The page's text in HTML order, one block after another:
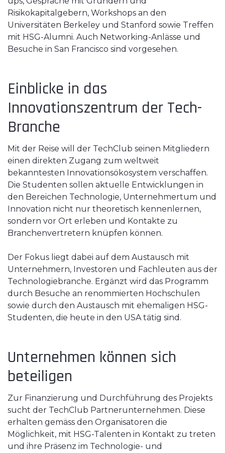
Risikokapitalgebern, Workshops an den
Universitäten Berkeley und Stanford sowie Treffen
mit HSG-Alumni. Auch Networking-Anlässe und
Besuche in San Francisco sind vorgesehen.
Einblicke in das
Innovationszentrum der Tech-
Branche
Mit der Reise will der TechClub seinen Mitgliedern
einen direkten Zugang zum weltweit
bekanntesten Innovationsökosystem verschaffen.
Die Studenten sollen aktuelle Entwicklungen in
den Bereichen Technologie, Unternehmertum und
Innovation nicht nur theoretisch kennenlernen,
sondern vor Ort erleben und Kontakte zu
Branchenvertretern knüpfen können.
Der Fokus liegt dabei auf dem Austausch mit
Unternehmern, Investoren und Fachleuten aus der
Technologiebranche. Ergänzt wird das Programm
durch Besuche an renommierten Hochschulen
sowie durch den Austausch mit ehemaligen HSG-
Studenten, die heute in den USA tätig sind.
Unternehmen können sich
beteiligen
Zur Finanzierung und Durchführung des Projekts
sucht der TechClub Partnerunternehmen. Diese
erhalten gemäss den Organisatoren die
Möglichkeit, mit HSG-Talenten in Kontakt zu treten
und ihre Präsenz im Technologie- und